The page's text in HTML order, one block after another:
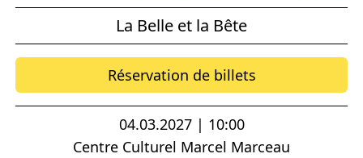
La Belle et la Bête
Réservation de billets
04.03.2027 | 10:00
Centre Culturel Marcel Marceau